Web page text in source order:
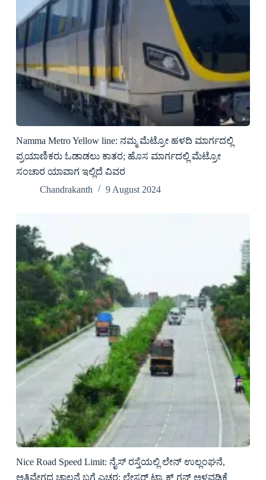
Namma Metro Yellow line: ನಮ್ಮ ಮೆಟ್ರೋ ಹಳದಿ ಮಾರ್ಗದಲ್ಲಿ
ಪ್ರಯಾಣಿಕರು ಓಡಾಡಲು ಕಾತರ; ಹೊಸ ಮಾರ್ಗದಲ್ಲಿ ಮೆಟ್ರೋ
ಸಂಚಾರ ಯಾವಾಗ ಇಲ್ಲಿದೆ ವಿವರ
Chandrakanth
9 August 2024
Nice Road Speed Limit: ನೈಸ್ ರಸ್ತೆಯಲ್ಲಿ ಲೇನ್ ಉಲ್ಲಂಘನೆ,
ಅತಿವೇಗದ ಚಾಲನೆ ಬಗ್ಗೆ ಎಚ್ಚರ; ಲೇಸರ್ ಟ್ರ್ಯಾಕ್ ಗನ್ ಅಳವಡಿಕೆ